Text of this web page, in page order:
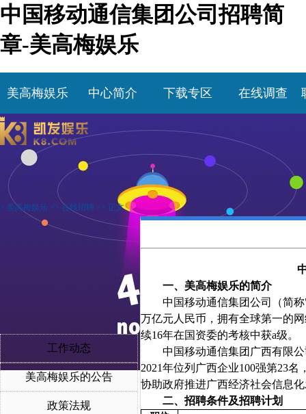
中国移动通信集团公司招聘简
章-美高梅娱乐
美高梅娱乐 中心简介 下载专区 在线调查
> 美高梅娱乐 >> 在线招聘 >> 正文
工作动态
美高梅娱乐的公告
政策法规
一、美高梅娱乐的简介
中国移动通信集团公司（简
万亿元人民币，拥有全球第一的
续16年在国资委的考核中获a级。
中国移动通信集团广西有限
2021年位列广西企业100强第23
协助政府推进广西经济社会信息
二、招聘条件及招聘计划